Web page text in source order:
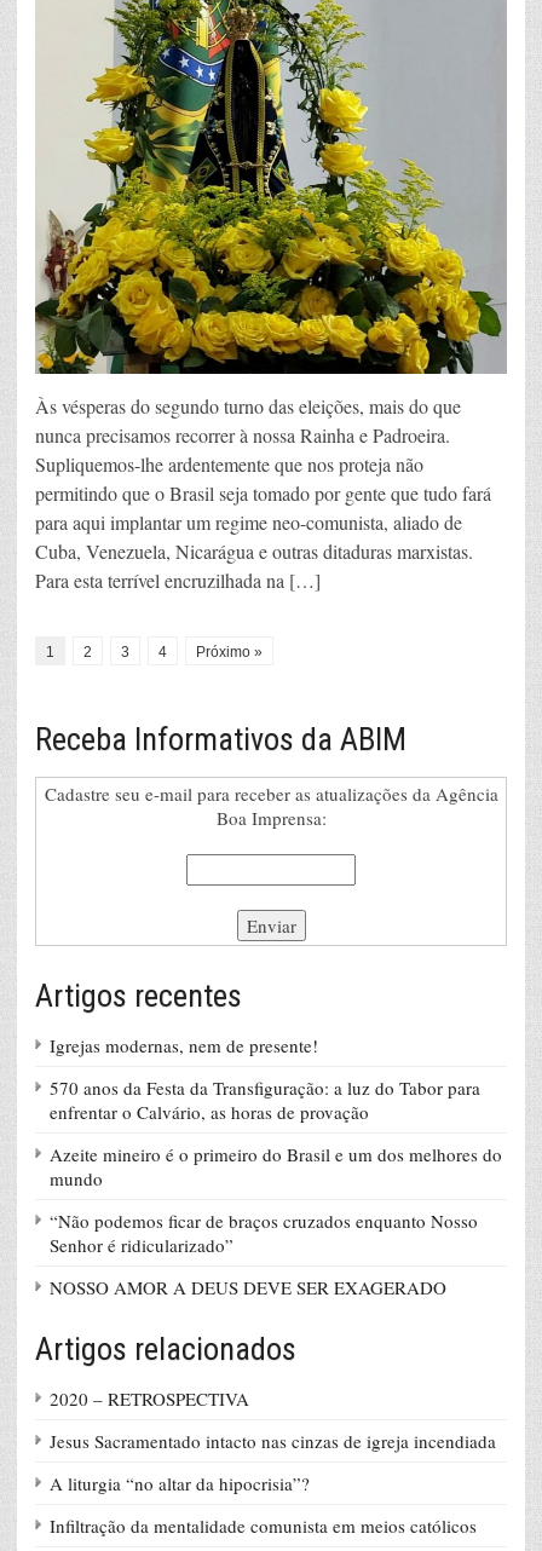
Às vésperas do segundo turno das eleições, mais do que
nunca precisamos recorrer à nossa Rainha e Padroeira.
Supliquemos-lhe ardentemente que nos proteja não
permitindo que o Brasil seja tomado por gente que tudo fará
para aqui implantar um regime neo-comunista, aliado de
Cuba, Venezuela, Nicarágua e outras ditaduras marxistas.
Para esta terrível encruzilhada na […]
1 2 3 4 Próximo »
Receba Informativos da ABIM
Cadastre seu e-mail para receber as atualizações da Agência
Boa Imprensa:
Artigos recentes
Igrejas modernas, nem de presente!
570 anos da Festa da Transfiguração: a luz do Tabor para
enfrentar o Calvário, as horas de provação
Azeite mineiro é o primeiro do Brasil e um dos melhores do
mundo
“Não podemos ficar de braços cruzados enquanto Nosso
Senhor é ridicularizado”
NOSSO AMOR A DEUS DEVE SER EXAGERADO
Artigos relacionados
2020 – RETROSPECTIVA
Jesus Sacramentado intacto nas cinzas de igreja incendiada
A liturgia “no altar da hipocrisia”?
Infiltração da mentalidade comunista em meios católicos